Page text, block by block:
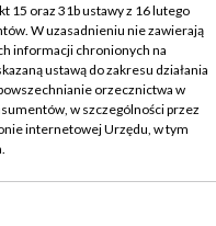
15 oraz 31b ustawy z 16 lutego
W uzasadnieniu nie zawierają
informacji chronionych na
ustawą do zakresu działania
orzecznictwa w
w szczególności przez
internetowej Urzędu, w tym